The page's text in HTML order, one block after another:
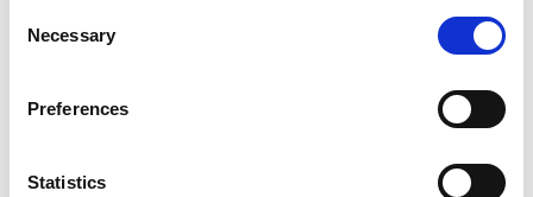
Selection
Necessary
Preferences
Statistics
最終受注日：2025年12月23日(火) 15:30弊